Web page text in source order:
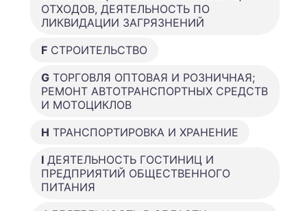
ОТХОДОВ, ДЕЯТЕЛЬНОСТЬ ПО
ЛИКВИДАЦИИ ЗАГРЯЗНЕНИЙ
F СТРОИТЕЛЬСТВО
G ТОРГОВЛЯ ОПТОВАЯ И РОЗНИЧНАЯ;
РЕМОНТ АВТОТРАНСПОРТНЫХ СРЕДСТВ
И МОТОЦИКЛОВ
H ТРАНСПОРТИРОВКА И ХРАНЕНИЕ
I ДЕЯТЕЛЬНОСТЬ ГОСТИНИЦ И
ПРЕДПРИЯТИЙ ОБЩЕСТВЕННОГО
ПИТАНИЯ